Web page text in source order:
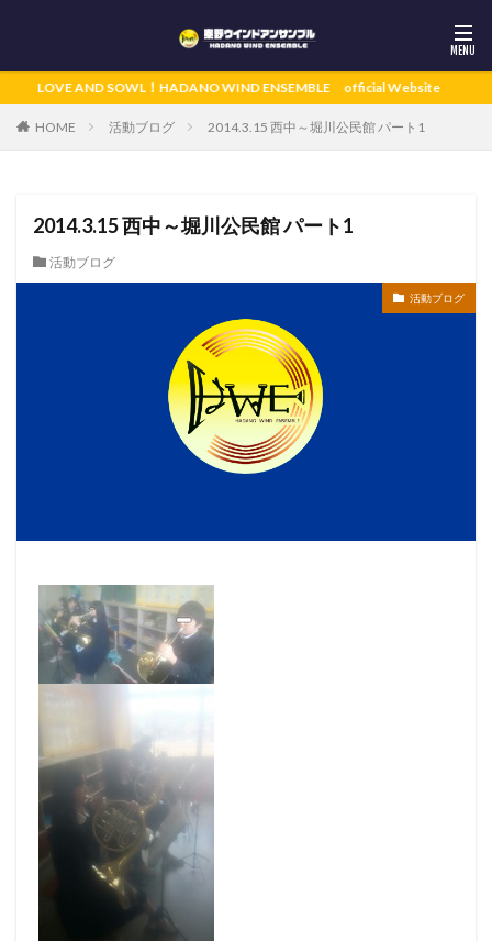
LOVE AND SOWL！HADANO WIND ENSEMBLE official Website
HOME 活動ブログ 2014.3.15 西中～堀川公民館 パート1
2014.3.15 西中～堀川公民館 パート1
活動ブログ
活動ブログ